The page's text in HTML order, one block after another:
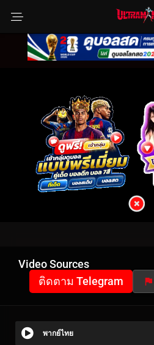
Video Sources
ติดตาม Telegram
พากย์ไทย